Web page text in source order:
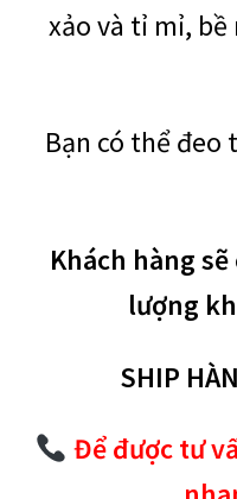
xảo và tỉ mỉ,
Bạn có thể đeo
Khách hàng
lượng
SHIP
Để được tư